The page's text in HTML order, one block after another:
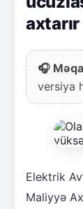
axtarır
🎧
versiya
Elektrik
Maliyyə